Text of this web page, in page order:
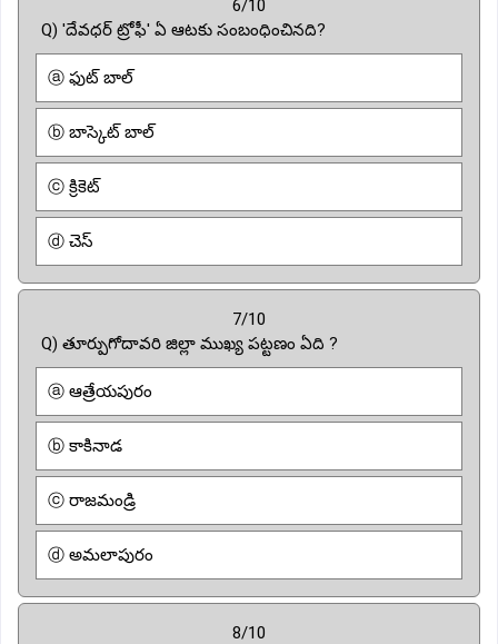
6/10
Q) 'దేవధర్ ట్రోఫీ' ఏ ఆటకు సంబంధించినది?
ⓐ ఫుట్ బాల్
ⓑ బాస్కెట్ బాల్
ⓒ క్రికెట్
ⓓ చెస్
7/10
Q) తూర్పుగోదావరి జిల్లా ముఖ్య పట్టణం ఏది ?
ⓐ ఆత్రేయపురం
ⓑ కాకినాడ
ⓒ రాజమండ్రి
ⓓ అమలాపురం
8/10